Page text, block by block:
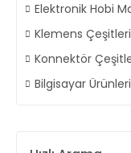
Elektronik Hobi
Klemens Çeşitleri
Konnektör
Bilgisayar Ürünleri